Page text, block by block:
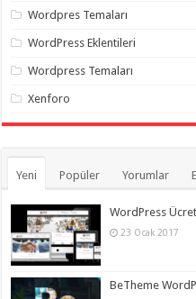
Wordpres Temaları
WordPress Eklentileri
Wordpress Temaları
Xenforo
Yeni Popüler Yorumlar
WordPress
23 Ocak 2017
BeTheme